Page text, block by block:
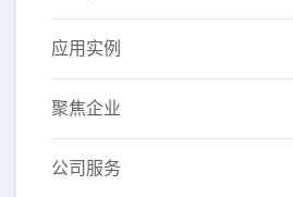
应用实例
聚焦企业
公司服务